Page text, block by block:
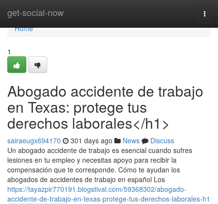
get-social-now
Home
Home
1
Abogado accidente de trabajo
en Texas: protege tus
derechos laborales</h1>
sairaeugx694170 301 days ago News
Discuss
Un abogado accidente de trabajo es esencial cuando sufres
lesiones en tu empleo y necesitas apoyo para recibir la
compensación que te corresponde. Cómo te ayudan los
abogados de accidentes de trabajo en español Los
https://tayazpir770191.blogstival.com/59368302/abogado-
accidente-de-trabajo-en-texas-protege-tus-derechos-laborales-h1